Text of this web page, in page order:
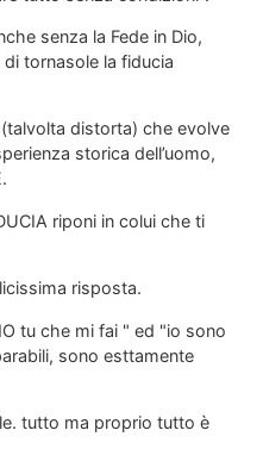
senza la Fede in Dio,
tornasole la fiducia
distorta) che evolve
storica dell’uomo,
riponi in colui che ti
risposta.
tu che mi fai " ed "io sono
sono esttamente
tutto ma proprio tutto è